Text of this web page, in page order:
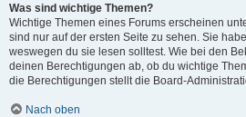
Was sind wichtige Themen?
Wichtige Themen eines Forums erscheinen
sind nur auf der ersten Seite zu sehen. Sie
weswegen du sie lesen solltest. Wie bei den
deinen Berechtigungen ab, ob du wichtige
die Berechtigungen stellt die Board-
Nach oben